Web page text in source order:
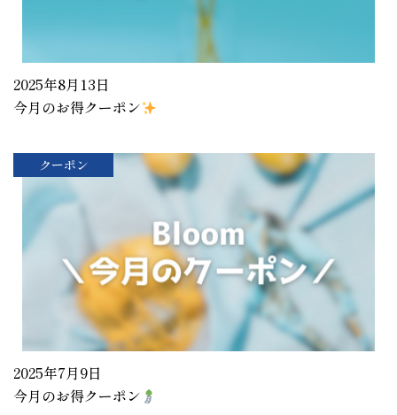
2025年8月13日
今月のお得クーポン
クーポン
2025年7月9日
今月のお得クーポン